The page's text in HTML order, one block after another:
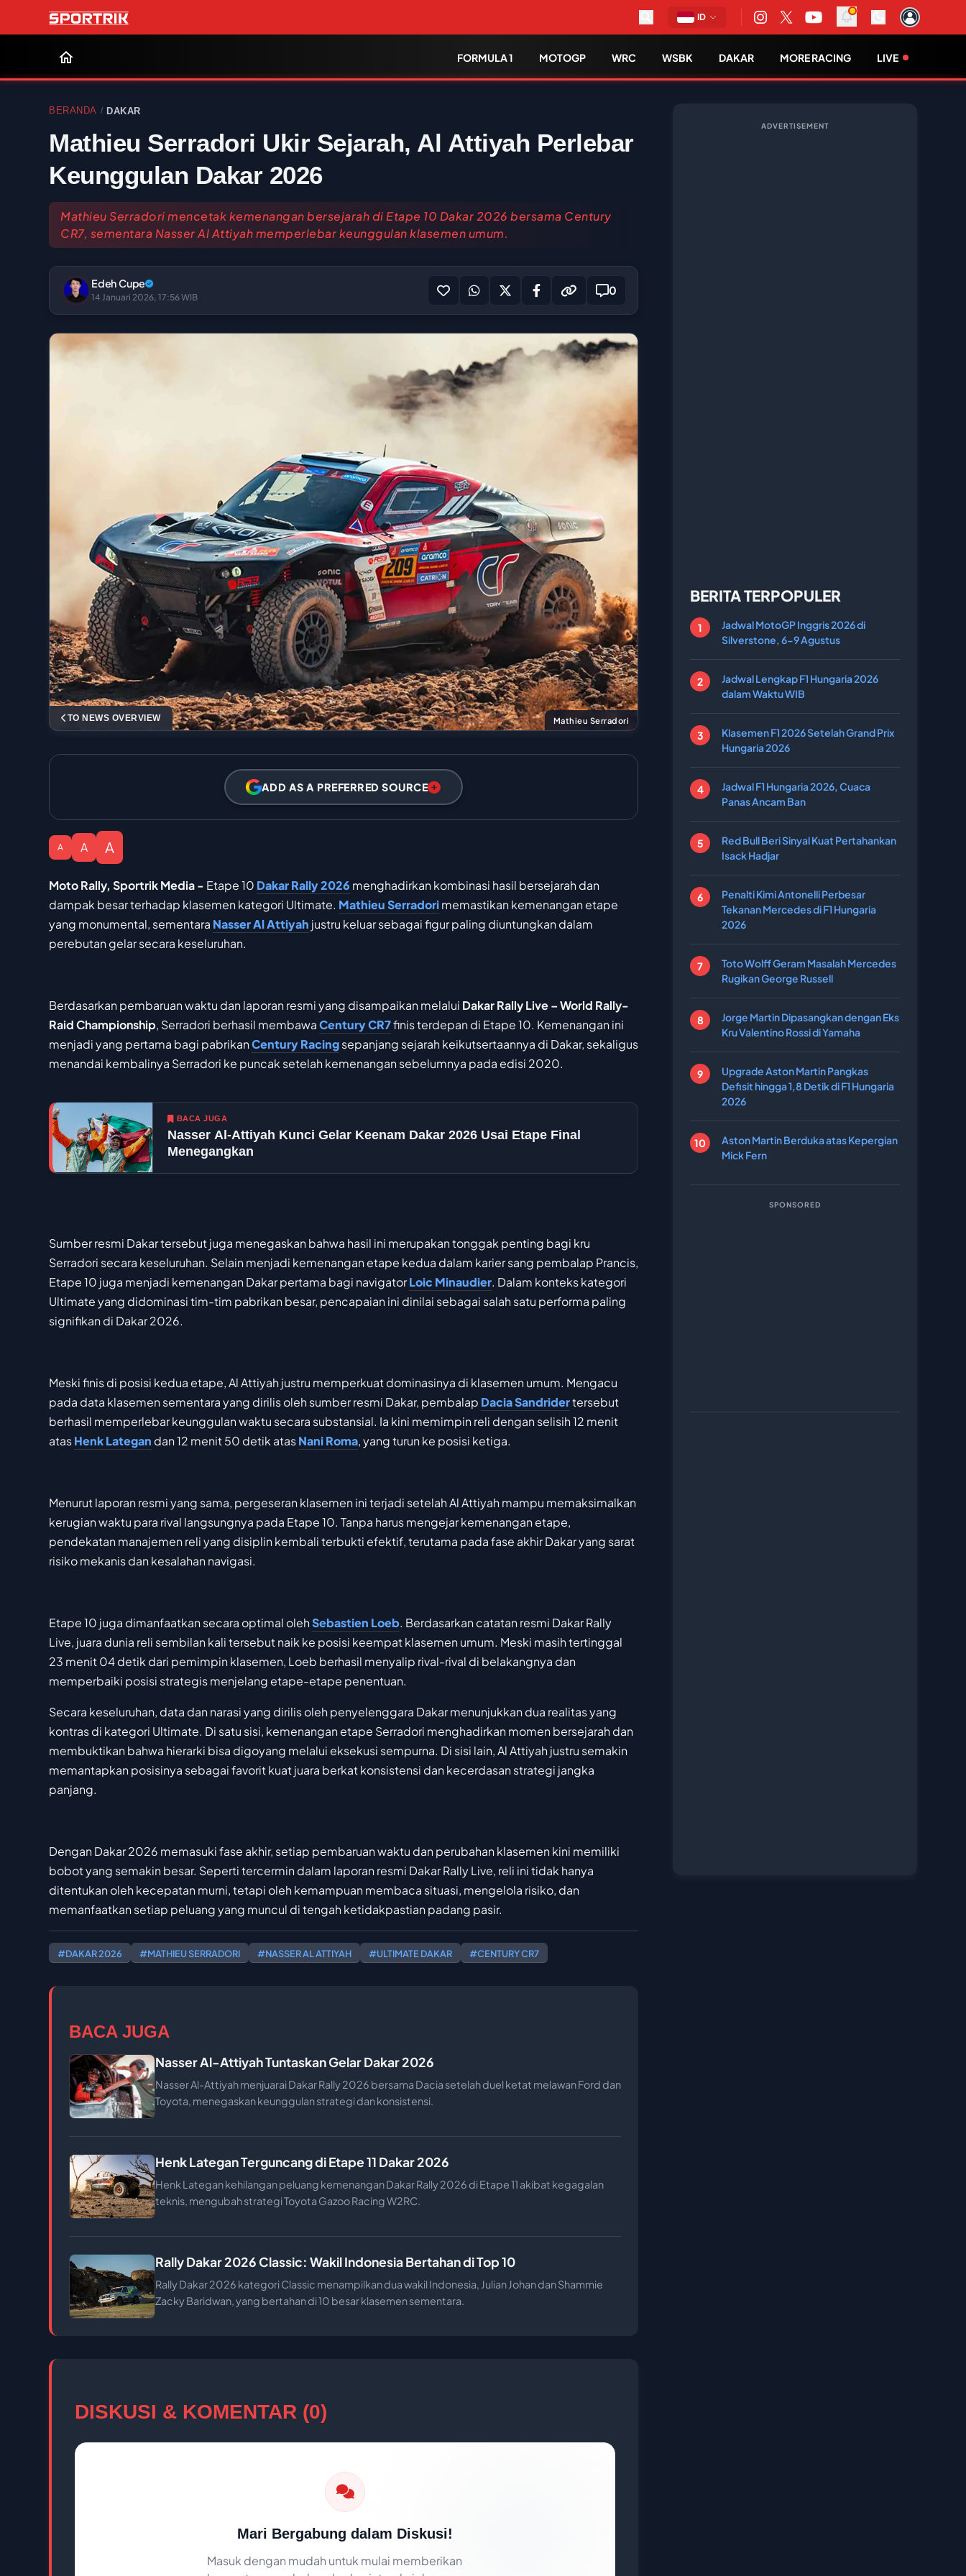
ID
FORMULA 1 MOTOGP WRC WSBK DAKAR MORE RACING LIVE
BERANDA / DAKAR
Mathieu Serradori Ukir Sejarah, Al Attiyah Perlebar
Keunggulan Dakar 2026
Mathieu Serradori mencetak kemenangan bersejarah di Etape 10 Dakar 2026 bersama Century
CR7, sementara Nasser Al Attiyah memperlebar keunggulan klasemen umum.
Edeh Cupe
14 Januari 2026, 17:56 WIB 0
TO NEWS OVERVIEW Mathieu Serradori
ADD AS A PREFERRED SOURCE
A A A
Moto Rally, Sportrik Media - Etape 10 Dakar Rally 2026 menghadirkan kombinasi hasil bersejarah dan
dampak besar terhadap klasemen kategori Ultimate. Mathieu Serradorimemastikan kemenangan etape
yang monumental, sementara Nasser Al Attiyah justru keluar sebagai figur paling diuntungkan dalam
perebutan gelar secara keseluruhan.
Berdasarkan pembaruan waktu dan laporan resmi yang disampaikan melalui Dakar Rally Live – World Rally-
Raid Championship, Serradori berhasil membawaCentury CR7finis terdepan di Etape 10. Kemenangan ini
menjadi yang pertama bagi pabrikanCentury Racingsepanjang sejarah keikutsertaannya di Dakar, sekaligus
menandai kembalinya Serradori ke puncak setelah kemenangan sebelumnya pada edisi 2020.
BACA JUGA
Nasser Al-Attiyah Kunci Gelar Keenam Dakar 2026 Usai Etape Final
Menegangkan
Sumber resmi Dakar tersebut juga menegaskan bahwa hasil ini merupakan tonggak penting bagi kru
Serradori secara keseluruhan. Selain menjadi kemenangan etape kedua dalam karier sang pembalap Prancis,
Etape 10 juga menjadi kemenangan Dakar pertama bagi navigatorLoic Minaudier. Dalam konteks kategori
Ultimate yang didominasi tim-tim pabrikan besar, pencapaian ini dinilai sebagai salah satu performa paling
signifikan di Dakar 2026.
Meski finis di posisi kedua etape, Al Attiyah justru memperkuat dominasinya di klasemen umum. Mengacu
pada data klasemen sementara yang dirilis oleh sumber resmi Dakar, pembalap Dacia Sandridertersebut
berhasil memperlebar keunggulan waktu secara substansial. Ia kini memimpin reli dengan selisih 12 menit
atasHenk Lategan dan 12 menit 50 detik atasNani Roma, yang turun ke posisi ketiga.
Menurut laporan resmi yang sama, pergeseran klasemen ini terjadi setelah Al Attiyah mampu memaksimalkan
kerugian waktu para rival langsungnya pada Etape 10. Tanpa harus mengejar kemenangan etape,
pendekatan manajemen reli yang disiplin kembali terbukti efektif, terutama pada fase akhir Dakar yang sarat
risiko mekanis dan kesalahan navigasi.
Etape 10 juga dimanfaatkan secara optimal olehSebastien Loeb. Berdasarkan catatan resmi Dakar Rally
Live, juara dunia reli sembilan kali tersebut naik ke posisi keempat klasemen umum. Meski masih tertinggal
23 menit 04 detik dari pemimpin klasemen, Loeb berhasil menyalip rival-rival di belakangnya dan
memperbaiki posisi strategis menjelang etape-etape penentuan.
Secara keseluruhan, data dan narasi yang dirilis oleh penyelenggara Dakar menunjukkan dua realitas yang
kontras di kategori Ultimate. Di satu sisi, kemenangan etape Serradori menghadirkan momen bersejarah dan
membuktikan bahwa hierarki bisa digoyang melalui eksekusi sempurna. Di sisi lain, Al Attiyah justru semakin
memantapkan posisinya sebagai favorit kuat juara berkat konsistensi dan kecerdasan strategi jangka
panjang.
Dengan Dakar 2026 memasuki fase akhir, setiap pembaruan waktu dan perubahan klasemen kini memiliki
bobot yang semakin besar. Seperti tercermin dalam laporan resmi Dakar Rally Live, reli ini tidak hanya
ditentukan oleh kecepatan murni, tetapi oleh kemampuan membaca situasi, mengelola risiko, dan
memanfaatkan setiap peluang yang muncul di tengah ketidakpastian padang pasir.
#DAKAR 2026 #MATHIEU SERRADORI #NASSER AL ATTIYAH #ULTIMATE DAKAR #CENTURY CR7
BACA JUGA
Nasser Al-Attiyah Tuntaskan Gelar Dakar 2026
Nasser Al-Attiyah menjuarai Dakar Rally 2026 bersama Dacia setelah duel ketat melawan Ford dan
Toyota, menegaskan keunggulan strategi dan konsistensi.
Henk Lategan Terguncang di Etape 11 Dakar 2026
Henk Lategan kehilangan peluang kemenangan Dakar Rally 2026 di Etape 11 akibat kegagalan
teknis, mengubah strategi Toyota Gazoo Racing W2RC.
Rally Dakar 2026 Classic: Wakil Indonesia Bertahan di Top 10
Rally Dakar 2026 kategori Classic menampilkan dua wakil Indonesia, Julian Johan dan Shammie
Zacky Baridwan, yang bertahan di 10 besar klasemen sementara.
DISKUSI & KOMENTAR (0)
Mari Bergabung dalam Diskusi!
Masuk dengan mudah untuk mulai memberikan
ADVERTISEMENT
BERITA TERPOPULER
Jadwal MotoGP Inggris 2026 di
Silverstone, 6-9 Agustus
Jadwal Lengkap F1 Hungaria 2026
dalam Waktu WIB
Klasemen F1 2026 Setelah Grand Prix
Hungaria 2026
Jadwal F1 Hungaria 2026, Cuaca
Panas Ancam Ban
Red Bull Beri Sinyal Kuat Pertahankan
Isack Hadjar
Penalti Kimi Antonelli Perbesar
Tekanan Mercedes di F1 Hungaria
2026
Toto Wolff Geram Masalah Mercedes
Rugikan George Russell
Jorge Martin Dipasangkan dengan Eks
Kru Valentino Rossi di Yamaha
Upgrade Aston Martin Pangkas
Defisit hingga 1,8 Detik di F1 Hungaria
2026
Aston Martin Berduka atas Kepergian
Mick Fern
SPONSORED